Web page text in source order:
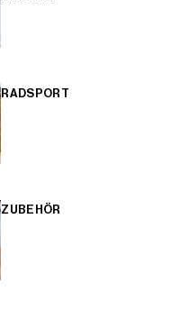
RADSPORT
ZUBEHÖR